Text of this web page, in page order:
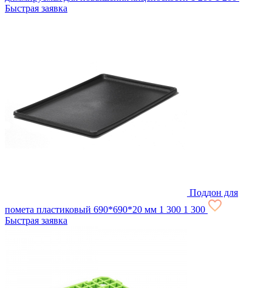
Быстрая заявка
Поддон для
помета пластиковый 690*690*20 мм 1 300 1 300
Быстрая заявка